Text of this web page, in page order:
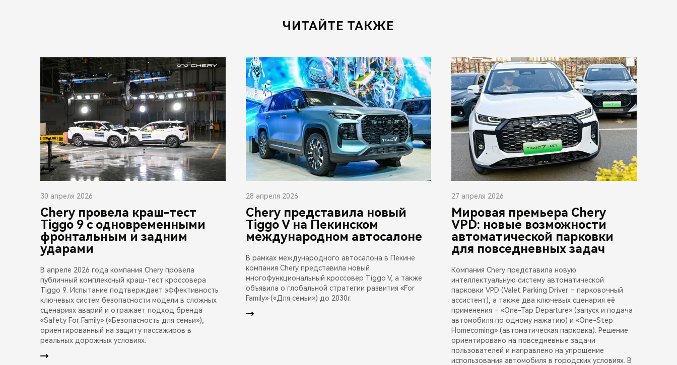
ЧИТАЙТЕ ТАКЖЕ
30 апреля 2026
Chery провела краш-тест
Tiggo 9 с одновременными
фронтальным и задним
ударами
В апреле 2026 года компания Chery провела
публичный комплексный краш-тест кроссовера
Tiggo 9. Испытание подтверждает эффективность
ключевых систем безопасности модели в сложных
сценариях аварий и отражает подход бренда
«Safety For Family» («Безопасность для семьи»),
ориентированный на защиту пассажиров в
реальных дорожных условиях.
28 апреля 2026
Chery представила новый
Tiggo V на Пекинском
международном автосалоне
В рамках международного автосалона в Пекине
компания Chery представила новый
многофункциональный кроссовер Tiggo V, а также
объявила о глобальной стратегии развития «For
Family» («Для семьи») до 2030г.
27 апреля 2026
Мировая премьера Chery
VPD: новые возможности
автоматической парковки
для повседневных задач
Компания Chery представила новую
интеллектуальную систему автоматической
парковки VPD (Valet Parking Driver – парковочный
ассистент), а также два ключевых сценария её
применения – «One-Tap Departure» (запуск и подача
автомобиля по одному нажатию) и «One-Step
Homecoming» (автоматическая парковка). Решение
ориентировано на повседневные задачи
пользователей и направлено на упрощение
использования автомобиля в городских условиях. В